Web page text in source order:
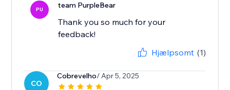
PU team PurpleBear
Thank you so much for your
feedback!
Hjælpsomt (1)
CO
Cobrevelho/ Apr 5, 2025